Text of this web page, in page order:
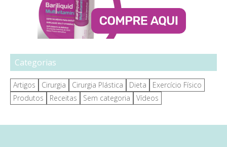
Categorias
Artigos Cirurgia Cirurgia Plástica Dieta
Exercício Físico
Produtos
Receitas Sem categoria Vídeos